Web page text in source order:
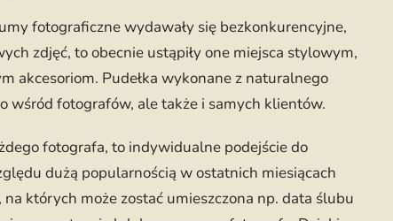
fotograficzne wydawały się bezkonkurencyjne,
zdjęć, to obecnie ustąpiły one miejsca stylowym,
akcesoriom. Pudełka wykonane z naturalnego
wśród fotografów, ale także i samych klientów.
fotografa, to indywidualne podejście do
dużą popularnością w ostatnich miesiącach
których może zostać umieszczona np. data ślubu